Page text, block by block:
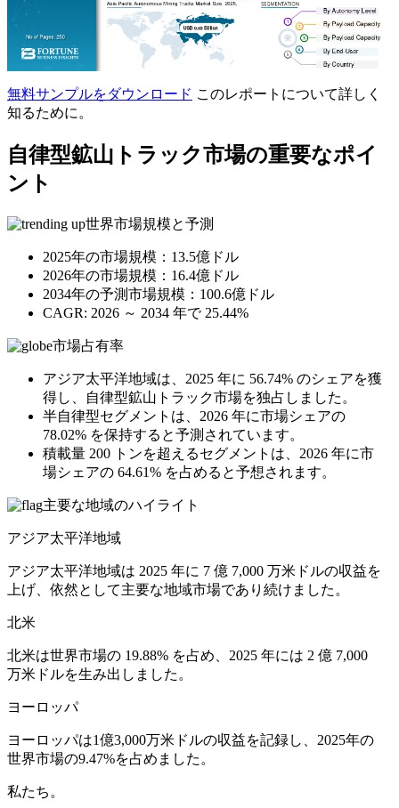
無料サンプルをダウンロード このレポートについて詳しく
知るために。
自律型鉱山トラック市場の重要なポイ
ント
世界市場規模と予測
2025年の市場規模：13.5億ドル
2026年の市場規模：16.4億ドル
2034年の予測市場規模：100.6億ドル
CAGR: 2026 ～ 2034 年で 25.44%
市場占有率
アジア太平洋地域は、2025 年に 56.74% のシェアを獲
得し、自律型鉱山トラック市場を独占しました。
半自律型セグメントは、2026 年に市場シェアの
78.02% を保持すると予測されています。
積載量 200 トンを超えるセグメントは、2026 年に市
場シェアの 64.61% を占めると予想されます。
主要な地域のハイライト
アジア太平洋地域
アジア太平洋地域は 2025 年に 7 億 7,000 万米ドルの収益を
上げ、依然として主要な地域市場であり続けました。
北米
北米は世界市場の 19.88% を占め、2025 年には 2 億 7,000
万米ドルを生み出しました。
ヨーロッパ
ヨーロッパは1億3,000万米ドルの収益を記録し、2025年の
世界市場の9.47%を占めました。
私たち。